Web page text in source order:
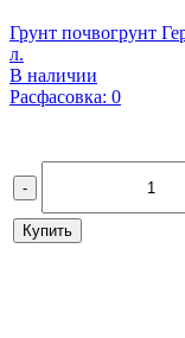
Грунт почвогрунт
л.
В наличии
Расфасовка: 0
-
Купить